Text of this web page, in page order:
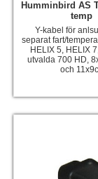
Humminbird AS
temp
Y-kabel för
separat fart/
HELIX 5, HELIX
utvalda 700 HD,
och